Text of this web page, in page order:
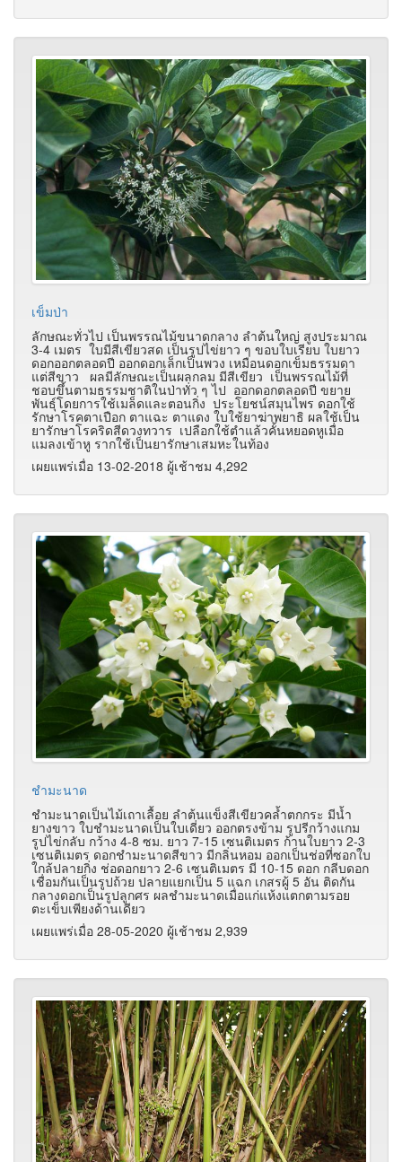
เข็มป่า
ลักษณะทั่วไป เป็นพรรณไม้ขนาดกลาง ลำต้นใหญ่ สูงประมาณ
3-4 เมตร ใบมีสีเขียวสด เป็นรูปไข่ยาว ๆ ขอบใบเรียบ ใบยาว
ดอกออกตลอดปี ออกดอกเล็กเป็นพวง เหมือนดอกเข็มธรรมดา
แต่สีขาว ผลมีลักษณะเป็นผลกลม มีสีเขียว เป็นพรรณไม้ที่
ชอบขึ้นตามธรรมชาติในป่าทั่ว ๆ ไป ออกดอกตลอดปี ขยาย
พันธุ์โดยการใช้เมล็ดและตอนกิ่ง ประโยชน์สมุนไพร ดอกใช้
รักษาโรคตาเปือก ตาแฉะ ตาแดง ใบใช้ยาฆ่าพยาธิ ผลใช้เป็น
ยารักษาโรคริดสีดวงทวาร เปลือกใช้ตำแล้วคั้นหยอดหูเมื่อ
แมลงเข้าหู รากใช้เป็นยารักษาเสมหะในท้อง
เผยแพร่เมื่อ 13-02-2018 ผู้เช้าชม 4,292
ชำมะนาด
ชำมะนาดเป็นไม้เถาเลื้อย ลำต้นแข็งสีเขียวคล้ำตกกระ มีน้ำ
ยางขาว ใบชำมะนาดเป็นใบเดี่ยว ออกตรงข้าม รูปรีกว้างแกม
รูปไข่กลับ กว้าง 4-8 ซม. ยาว 7-15 เซนติเมตร ก้านใบยาว 2-3
เซนติเมตร ดอกชำมะนาดสีขาว มีกลิ่นหอม ออกเป็นช่อที่ซอกใบ
ใกล้ปลายกิ่ง ช่อดอกยาว 2-6 เซนติเมตร มี 10-15 ดอก กลีบดอก
เชื่อมกันเป็นรูปถ้วย ปลายแยกเป็น 5 แฉก เกสรผู้ 5 อัน ติดกัน
กลางดอกเป็นรูปลูกศร ผลชำมะนาดเมื่อแก่แห้งแตกตามรอย
ตะเข็บเพียงด้านเดียว
เผยแพร่เมื่อ 28-05-2020 ผู้เช้าชม 2,939